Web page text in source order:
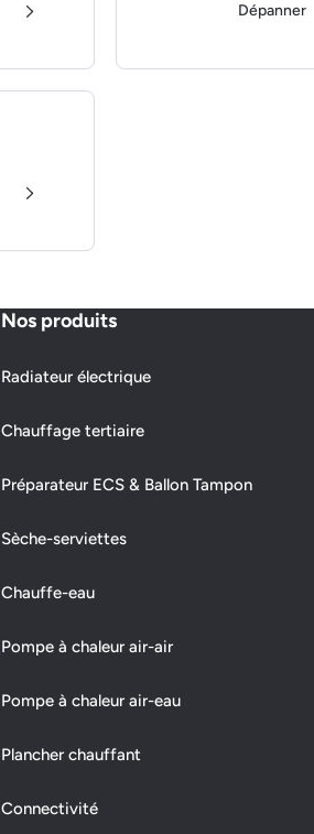
Dépanner
Nos produits
Radiateur électrique
Chauffage tertiaire
Préparateur ECS & Ballon Tampon
Sèche-serviettes
Chauffe-eau
Pompe à chaleur air-air
Pompe à chaleur air-eau
Plancher chauffant
Connectivité